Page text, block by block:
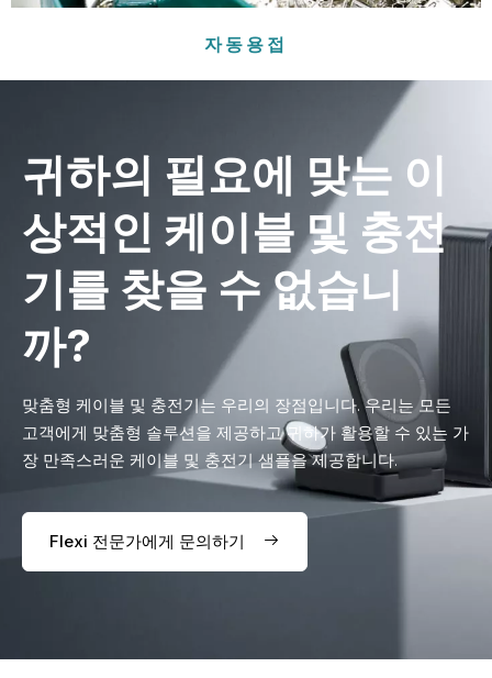
자동용접
귀하의 필요에 맞는 이
상적인 케이블 및 충전
기를 찾을 수 없습니
까?
맞춤형 케이블 및 충전기는 우리의 장점입니다. 우리는 모든
고객에게 맞춤형 솔루션을 제공하고 귀하가 활용할 수 있는 가
장 만족스러운 케이블 및 충전기 샘플을 제공합니다.
Flexi 전문가에게 문의하기